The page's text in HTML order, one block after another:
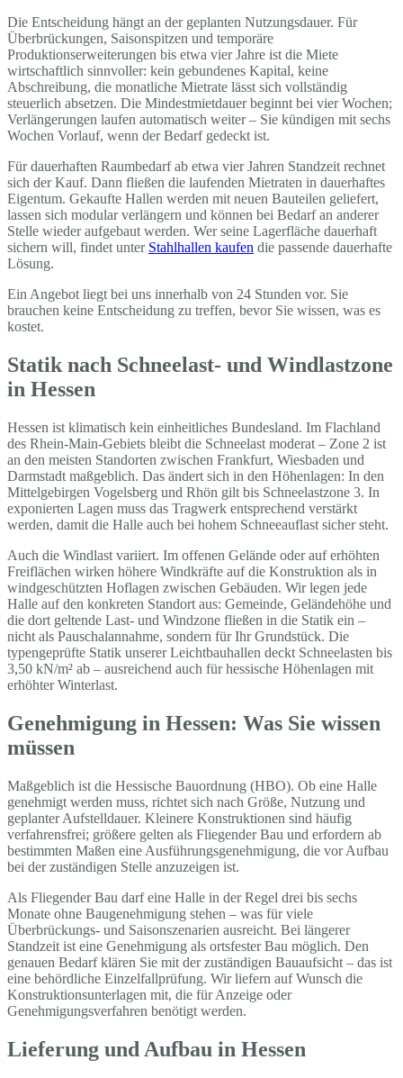
Die Entscheidung hängt an der geplanten Nutzungsdauer. Für
Überbrückungen, Saisonspitzen und temporäre
Produktionserweiterungen bis etwa vier Jahre ist die Miete
wirtschaftlich sinnvoller: kein gebundenes Kapital, keine
Abschreibung, die monatliche Mietrate lässt sich vollständig
steuerlich absetzen. Die Mindestmietdauer beginnt bei vier Wochen;
Verlängerungen laufen automatisch weiter – Sie kündigen mit sechs
Wochen Vorlauf, wenn der Bedarf gedeckt ist.
Für dauerhaften Raumbedarf ab etwa vier Jahren Standzeit rechnet
sich der Kauf. Dann fließen die laufenden Mietraten in dauerhaftes
Eigentum. Gekaufte Hallen werden mit neuen Bauteilen geliefert,
lassen sich modular verlängern und können bei Bedarf an anderer
Stelle wieder aufgebaut werden. Wer seine Lagerfläche dauerhaft
sichern will, findet unter Stahlhallen kaufen die passende dauerhafte
Lösung.
Ein Angebot liegt bei uns innerhalb von 24 Stunden vor. Sie
brauchen keine Entscheidung zu treffen, bevor Sie wissen, was es
kostet.
Statik nach Schneelast- und Windlastzone
in Hessen
Hessen ist klimatisch kein einheitliches Bundesland. Im Flachland
des Rhein-Main-Gebiets bleibt die Schneelast moderat – Zone 2 ist
an den meisten Standorten zwischen Frankfurt, Wiesbaden und
Darmstadt maßgeblich. Das ändert sich in den Höhenlagen: In den
Mittelgebirgen Vogelsberg und Rhön gilt bis Schneelastzone 3. In
exponierten Lagen muss das Tragwerk entsprechend verstärkt
werden, damit die Halle auch bei hohem Schneeauflast sicher steht.
Auch die Windlast variiert. Im offenen Gelände oder auf erhöhten
Freiflächen wirken höhere Windkräfte auf die Konstruktion als in
windgeschützten Hoflagen zwischen Gebäuden. Wir legen jede
Halle auf den konkreten Standort aus: Gemeinde, Geländehöhe und
die dort geltende Last- und Windzone fließen in die Statik ein –
nicht als Pauschalannahme, sondern für Ihr Grundstück. Die
typengeprüfte Statik unserer Leichtbauhallen deckt Schneelasten bis
3,50 kN/m² ab – ausreichend auch für hessische Höhenlagen mit
erhöhter Winterlast.
Genehmigung in Hessen: Was Sie wissen
müssen
Maßgeblich ist die Hessische Bauordnung (HBO). Ob eine Halle
genehmigt werden muss, richtet sich nach Größe, Nutzung und
geplanter Aufstelldauer. Kleinere Konstruktionen sind häufig
verfahrensfrei; größere gelten als Fliegender Bau und erfordern ab
bestimmten Maßen eine Ausführungsgenehmigung, die vor Aufbau
bei der zuständigen Stelle anzuzeigen ist.
Als Fliegender Bau darf eine Halle in der Regel drei bis sechs
Monate ohne Baugenehmigung stehen – was für viele
Überbrückungs- und Saisonszenarien ausreicht. Bei längerer
Standzeit ist eine Genehmigung als ortsfester Bau möglich. Den
genauen Bedarf klären Sie mit der zuständigen Bauaufsicht – das ist
eine behördliche Einzelfallprüfung. Wir liefern auf Wunsch die
Konstruktionsunterlagen mit, die für Anzeige oder
Genehmigungsverfahren benötigt werden.
Lieferung und Aufbau in Hessen